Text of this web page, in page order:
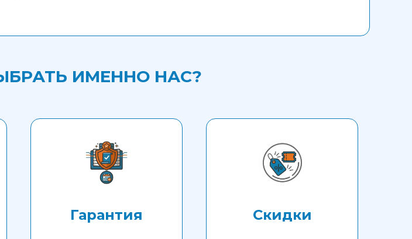
ИМЕННО НАС?
Гарантия Скидки